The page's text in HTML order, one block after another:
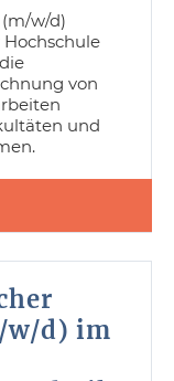
w/d)
von
und
w/d) im